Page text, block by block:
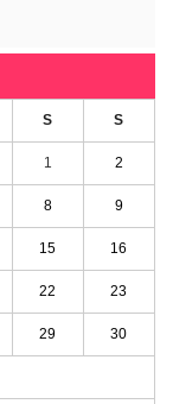
S S
1 2
8 9
15 16
22 23
29 30